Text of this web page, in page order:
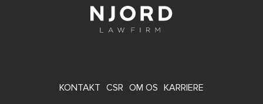
FOOTERKONTAKT CSR OM OS KARRIERE